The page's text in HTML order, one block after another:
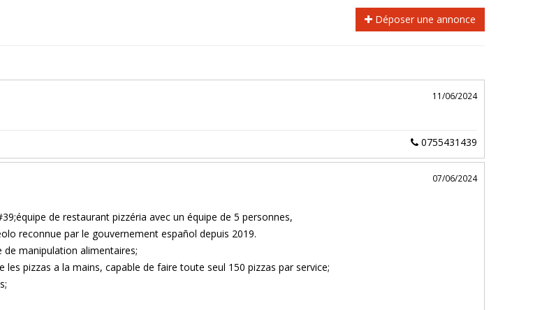
Déposer une annonce
11/06/2024
0755431439
07/06/2024
de restaurant pizzéria avec un équipe de 5 personnes,
reconnue par le gouvernement español depuis 2019.
de manipulation alimentaires;
pizzas a la mains, capable de faire toute seul 150 pizzas par service;